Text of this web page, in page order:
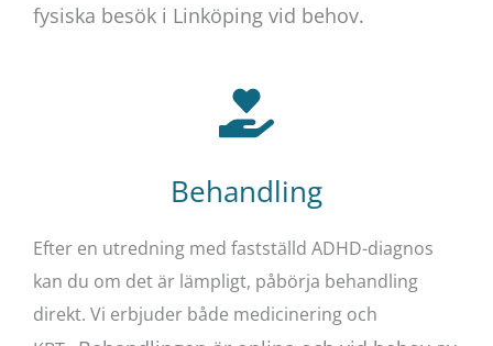
fysiska besök i Linköping vid behov.
Behandling
Efter en utredning med fastställd ADHD-diagnos
kan du om det är lämpligt, påbörja behandling
direkt. Vi erbjuder både medicinering och